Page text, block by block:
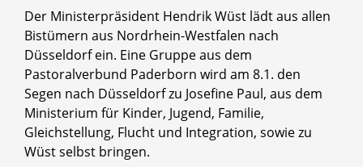
Der Ministerpräsident Hendrik Wüst lädt aus allen
Bistümern aus Nordrhein-Westfalen nach
Düsseldorf ein. Eine Gruppe aus dem
Pastoralverbund Paderborn wird am 8.1. den
Segen nach Düsseldorf zu Josefine Paul, aus dem
Ministerium für Kinder, Jugend, Familie,
Gleichstellung, Flucht und Integration, sowie zu
Wüst selbst bringen.